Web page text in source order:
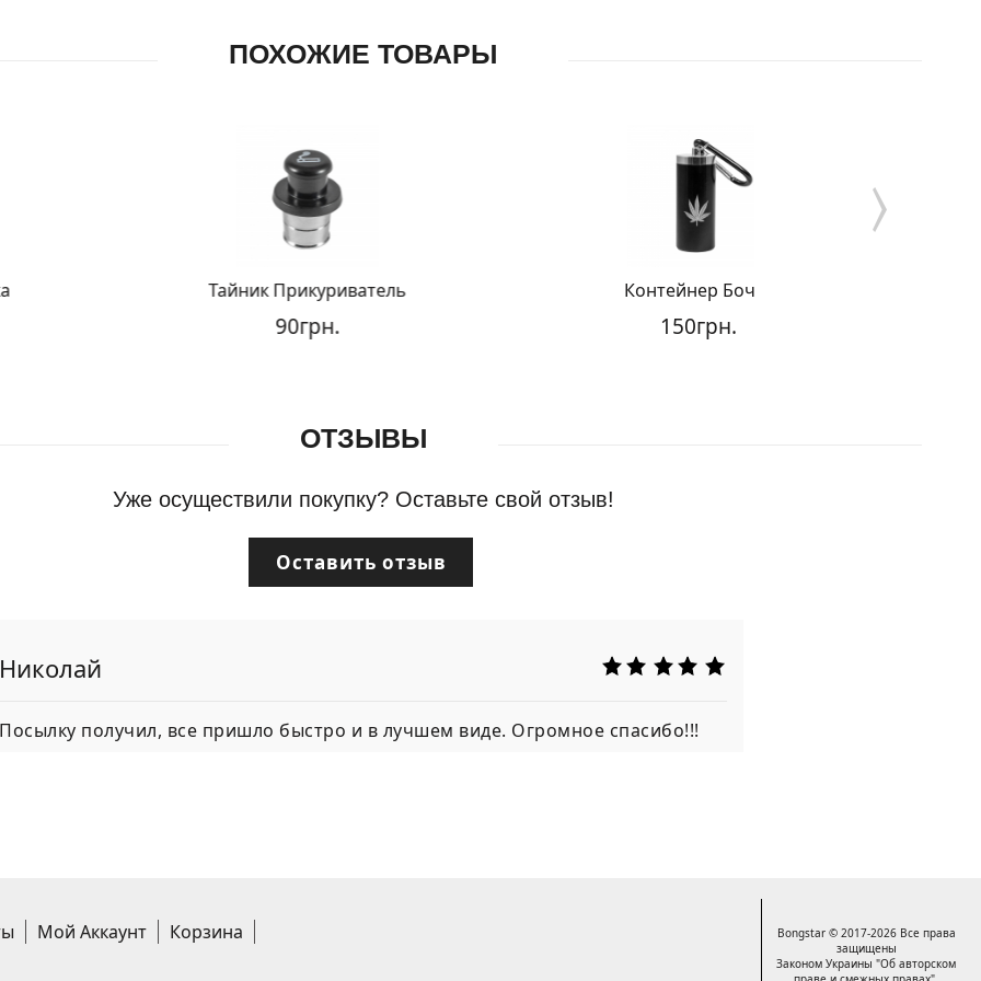
ПОХОЖИЕ ТОВАРЫ
Тайник Прикуриватель Контейнер Бочка
ОТЗЫВЫ
Уже осуществили покупку? Оставьте свой отзыв!
Оставить отзыв
Николай
Посылку получил, все пришло быстро и в лучшем виде. Огромное спасибо!!!
Мой Аккаунт Корзина
Bongstar © 2017-2026 Все права
защищены
Законом Украины "Об авторском